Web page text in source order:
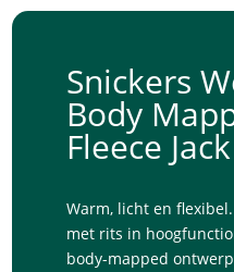
Snickers
Body
Fleece Jack
Warm, licht en
met rits in
body-mapped